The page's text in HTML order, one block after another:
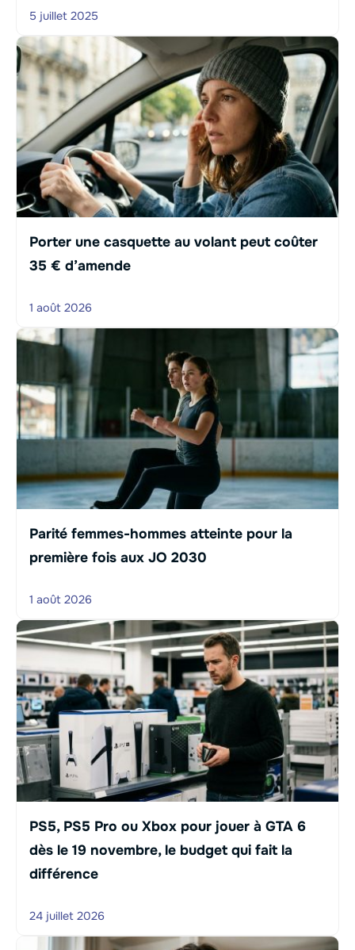
5 juillet 2025
Porter une casquette au volant peut coûter
35 € d’amende
1 août 2026
Parité femmes-hommes atteinte pour la
première fois aux JO 2030
1 août 2026
PS5, PS5 Pro ou Xbox pour jouer à GTA 6
dès le 19 novembre, le budget qui fait la
différence
24 juillet 2026